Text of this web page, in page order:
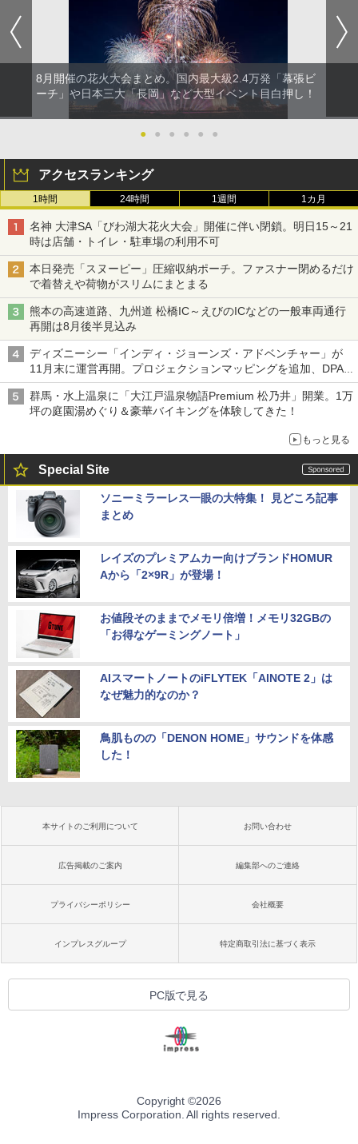
8月開催の花火大会まとめ。国内最大級2.4万発「幕張ビ
ーチ」や日本三大「長岡」など大型イベント目白押し！
● ● ● ● ● ●
アクセスランキング
1時間 24時間 1週間 1カ月
名神 大津SA「びわ湖大花火大会」開催に伴い閉鎖。明日15～21
時は店舗・トイレ・駐車場の利用不可
本日発売「スヌーピー」圧縮収納ポーチ。ファスナー閉めるだけ
で着替えや荷物がスリムにまとまる
熊本の高速道路、九州道 松橋IC～えびのICなどの一般車両通行
再開は8月後半見込み
ディズニーシー「インディ・ジョーンズ・アドベンチャー」が
11月末に運営再開。プロジェクションマッピングを追加、DPA
は1500円
群馬・水上温泉に「大江戸温泉物語Premium 松乃井」開業。1万
坪の庭園湯めぐり＆豪華バイキングを体験してきた！
もっと見る
Special Site
ソニーミラーレス一眼の大特集！ 見どころ記事
まとめ
レイズのプレミアムカー向けブランドHOMUR
Aから「2×9R」が登場！
お値段そのままでメモリ倍増！メモリ32GBの
「お得なゲーミングノート」
AIスマートノートのiFLYTEK「AINOTE 2」は
なぜ魅力的なのか？
鳥肌ものの「DENON HOME」サウンドを体感
した！
本サイトのご利用について お問い合わせ
広告掲載のご案内 編集部へのご連絡
プライバシーポリシー 会社概要
インプレスグループ 特定商取引法に基づく表示
PC版で見る
Copyright ©2026
Impress Corporation. All rights reserved.